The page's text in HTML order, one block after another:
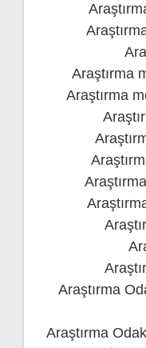
Araştırma
Araştırma
Araştırma
Araştırma